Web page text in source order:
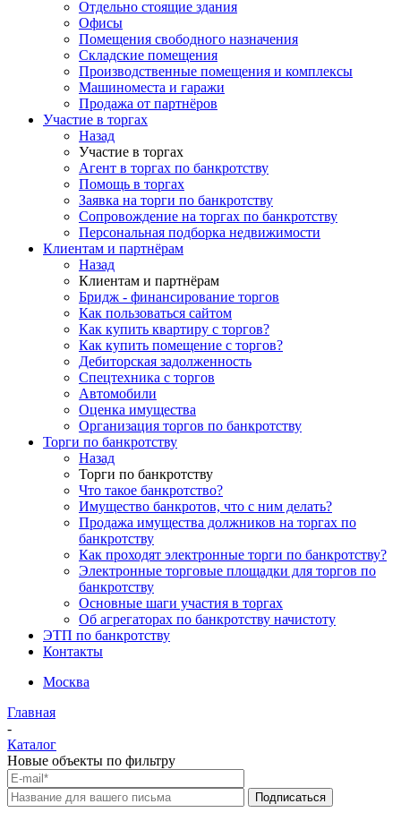
Отдельно стоящие здания
Офисы
Помещения свободного назначения
Складские помещения
Производственные помещения и комплексы
Машиноместа и гаражи
Продажа от партнёров
Участие в торгах
Назад
Участие в торгах
Агент в торгах по банкротству
Помощь в торгах
Заявка на торги по банкротству
Сопровождение на торгах по банкротству
Персональная подборка недвижимости
Клиентам и партнёрам
Назад
Клиентам и партнёрам
Бридж - финансирование торгов
Как пользоваться сайтом
Как купить квартиру с торгов?
Как купить помещение с торгов?
Дебиторская задолженность
Спецтехника с торгов
Автомобили
Оценка имущества
Организация торгов по банкротству
Торги по банкротству
Назад
Торги по банкротству
Что такое банкротство?
Имущество банкротов, что с ним делать?
Продажа имущества должников на торгах по
банкротству
Как проходят электронные торги по банкротству?
Электронные торговые площадки для торгов по
банкротству
Основные шаги участия в торгах
Об агрегаторах по банкротству начистоту
ЭТП по банкротству
Контакты
Москва
Главная
-
Каталог
Новые объекты по фильтру